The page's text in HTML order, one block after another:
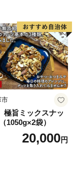
市
極旨ミックスナッ
1050g×2袋）
20,000円